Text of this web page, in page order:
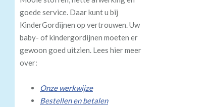
goede service. Daar kunt u bij
KinderGordijnen op vertrouwen. Uw
baby- of kindergordijnen moeten er
gewoon goed uitzien. Lees hier meer
over:
Onze werkwijze
Bestellen en betalen